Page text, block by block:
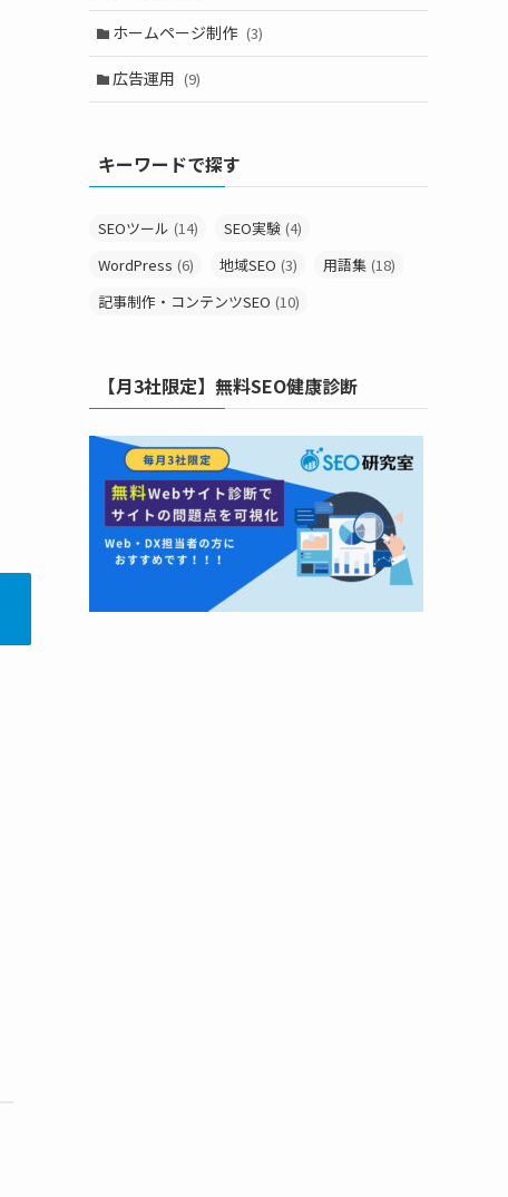
ホームページ制作 (3)
広告運用 (9)
キーワードで探す
SEOツール (14) SEO実験 (4)
WordPress (6) 地域SEO (3) 用語集 (18)
記事制作・コンテンツSEO (10)
【月3社限定】無料SEO健康診断